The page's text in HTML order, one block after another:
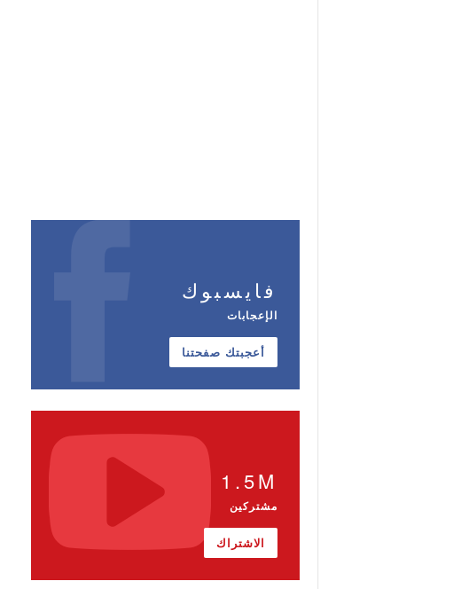
فايسبوك
الإعجابات
أعجبتك صفحتنا
1.5M
مشتركين
الاشتراك